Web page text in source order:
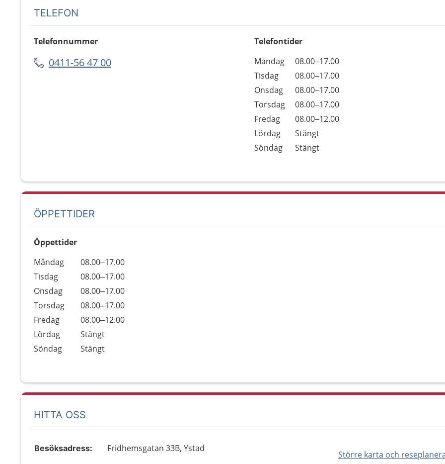
TELEFON
Telefonnummer
0411-56 47 00
Telefontider
Dag
Öppettider
Kommentarer
Måndag
08.00–17.00
Tisdag
08.00–17.00
Onsdag
08.00–17.00
Torsdag
08.00–17.00
Fredag
08.00–12.00
Lördag
Stängt
Söndag
Stängt
ÖPPETTIDER
Öppettider
Dag
Öppettider
Kommentarer
Måndag
08.00–17.00
Tisdag
08.00–17.00
Onsdag
08.00–17.00
Torsdag
08.00–17.00
Fredag
08.00–12.00
Lördag
Stängt
Söndag
Stängt
HITTA OSS
Större karta och
Besöksadress: Fridhemsgatan 33B, Ystad